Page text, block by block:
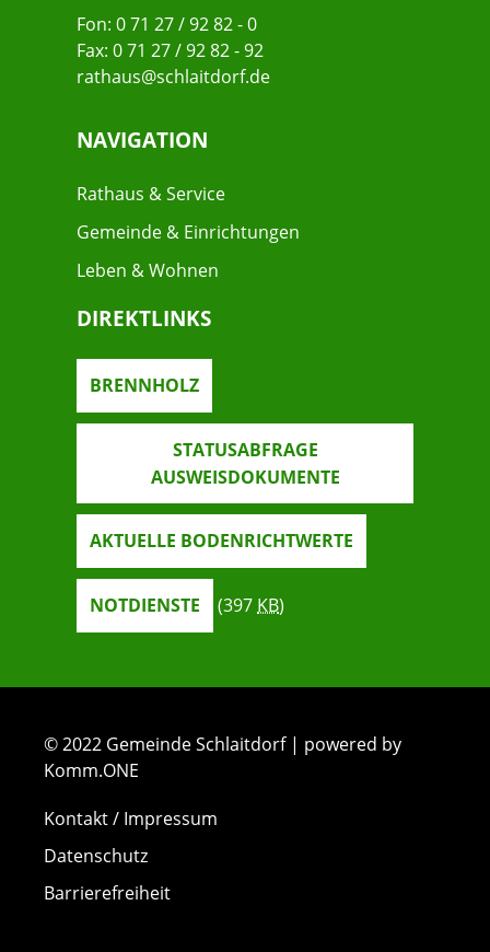
Fon: 0 71 27 / 92 82 - 0
Fax: 0 71 27 / 92 82 - 92
rathaus@schlaitdorf.de
NAVIGATION
Rathaus & Service
Gemeinde & Einrichtungen
Leben & Wohnen
DIREKTLINKS
BRENNHOLZ
STATUSABFRAGE
AUSWEISDOKUMENTE
AKTUELLE BODENRICHTWERTE
NOTDIENSTE (397KB)
© 2022 Gemeinde Schlaitdorf | powered by
Komm.ONE
Kontakt / Impressum
Datenschutz
Barrierefreiheit